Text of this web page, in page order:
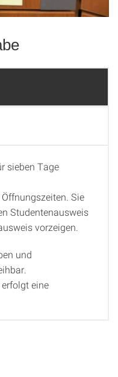
sieben Tage
Sie
Studentenausweis
vorzeigen.
und
eine